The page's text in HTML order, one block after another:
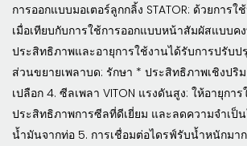
การออกแบบมอเตอร์ลูกกลิ้ง STATOR: ด้วยการ
เมื่อเทียบกับการใช้การออกแบบหน้าสัมผัสแบบค
ประสิทธิภาพและอายุการใช้งานได้รับการปรับป
ส่วนขยายเพลาบด: รักษา * ประสิทธิภาพเชิงปริ
เปลือก 4. ซีลเพลา VITON แรงดันสูง: ให้อายุกา
ประสิทธิภาพการซีลที่ดีเยี่ยม และลดความจำเป็
น้ำมันจากท่อ 5. การเชื่อมต่อไดรฟ์รับน้ำหนักมา